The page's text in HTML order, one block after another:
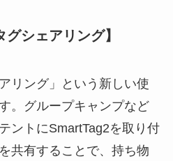
グシェアリング】
リング」という新しい使
。グループキャンプなど
ントにSmartTag2を取り付
共有することで、持ち物